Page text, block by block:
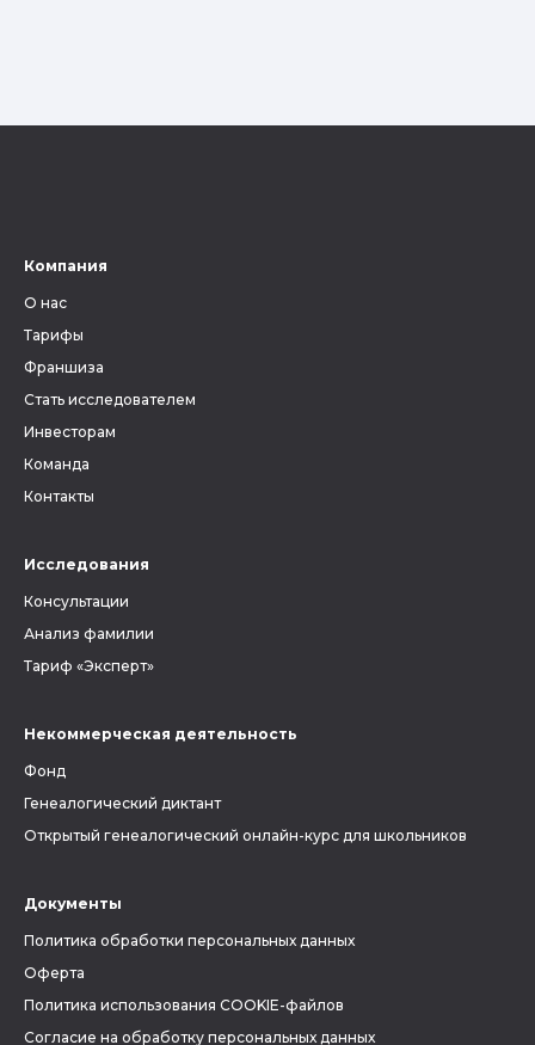
Компания
О нас
Тарифы
Франшиза
Стать исследователем
Инвесторам
Команда
Контакты
Исследования
Консультации
Анализ фамилии
Тариф «Эксперт»
Некоммерческая деятельность
Фонд
Генеалогический диктант
Открытый генеалогический онлайн-курс для школьников
Документы
Политика обработки персональных данных
Оферта
Политика использования COOKIE-файлов
Согласие на обработку персональных данных